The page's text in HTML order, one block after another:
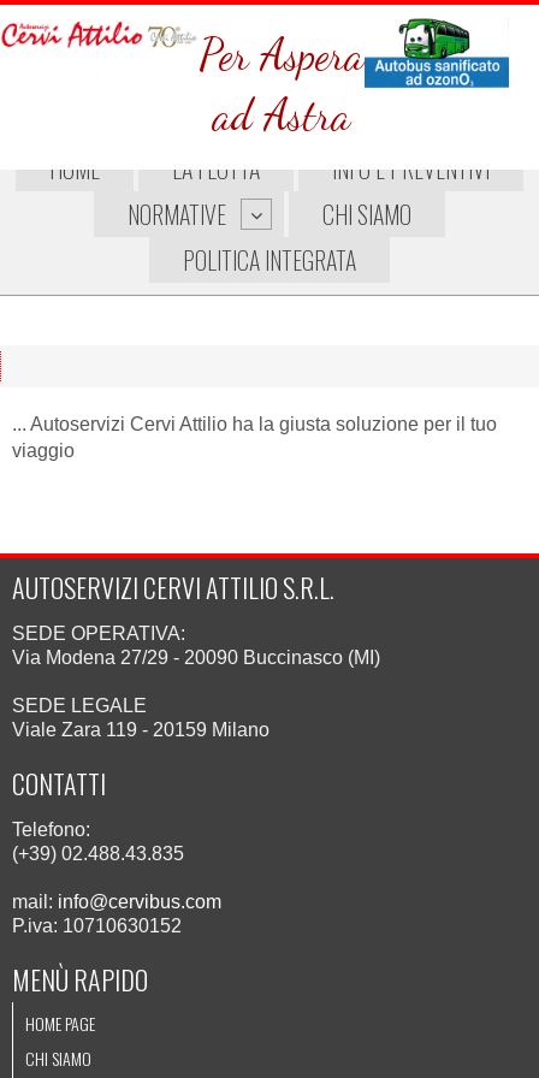
Per Aspera
ad Astra
HOME LA FLOTTA
INFO E PREVENTIVI
NORMATIVE
CHI SIAMO
POLITICA INTEGRATA
... Autoservizi Cervi Attilio ha la giusta soluzione per il tuo
viaggio
AUTOSERVIZI CERVI ATTILIO S.R.L.
SEDE OPERATIVA:
Via Modena 27/29 - 20090 Buccinasco (MI)
SEDE LEGALE
Viale Zara 119 - 20159 Milano
CONTATTI
Telefono:
(+39) 02.488.43.835
mail: info@cervibus.com
P.iva: 10710630152
MENÙ RAPIDO
HOME PAGE
CHI SIAMO